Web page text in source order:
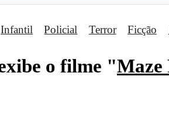
Infantil Policial Terror Ficção
o filme "